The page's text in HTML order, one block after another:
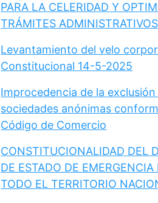
PARA LA CELERIDAD Y
TRÁMITES ADMINISTRATIVOS
Levantamiento del velo
Constitucional 14-5-2025
Improcedencia de la
sociedades anónimas
Código de Comercio
CONSTITUCIONALIDAD DEL
DE ESTADO DE
TODO EL TERRITORIO